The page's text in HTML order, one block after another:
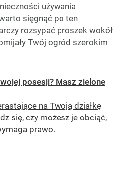
używania
sięgnąć po ten
rozsypać proszek wokół
Twój ogród szerokim
posesji? Masz zielone
na Twoją działkę
się, czy możesz je obciąć,
prawo.